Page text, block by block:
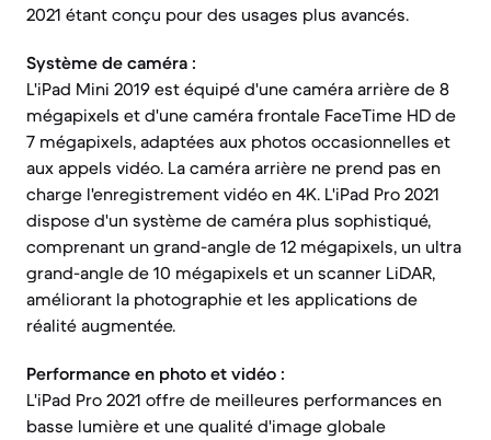
2021 étant conçu pour des usages plus avancés.
Système de caméra :
L'iPad Mini 2019 est équipé d'une caméra arrière de 8
mégapixels et d'une caméra frontale FaceTime HD de
7 mégapixels, adaptées aux photos occasionnelles et
aux appels vidéo. La caméra arrière ne prend pas en
charge l'enregistrement vidéo en 4K. L'iPad Pro 2021
dispose d'un système de caméra plus sophistiqué,
comprenant un grand-angle de 12 mégapixels, un ultra
grand-angle de 10 mégapixels et un scanner LiDAR,
améliorant la photographie et les applications de
réalité augmentée.
Performance en photo et vidéo :
L'iPad Pro 2021 offre de meilleures performances en
basse lumière et une qualité d'image globale